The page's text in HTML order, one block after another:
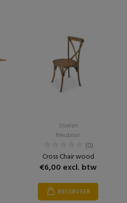
Stoelen
Meubilair
(0)
Cross Chair wood
€6,00 excl. btw
RESERVEER